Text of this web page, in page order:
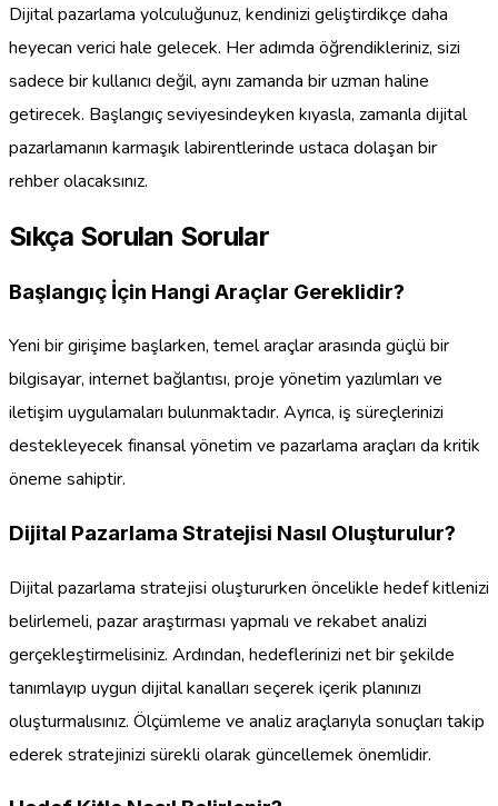
Dijital pazarlama yolculuğunuz, kendinizi geliştirdikçe daha
heyecan verici hale gelecek. Her adımda öğrendikleriniz, sizi
sadece bir kullanıcı değil, aynı zamanda bir uzman haline
getirecek. Başlangıç seviyesindeyken kıyasla, zamanla dijital
pazarlamanın karmaşık labirentlerinde ustaca dolaşan bir
rehber olacaksınız.
Sıkça Sorulan Sorular
Başlangıç İçin Hangi Araçlar Gereklidir?
Yeni bir girişime başlarken, temel araçlar arasında güçlü bir
bilgisayar, internet bağlantısı, proje yönetim yazılımları ve
iletişim uygulamaları bulunmaktadır. Ayrıca, iş süreçlerinizi
destekleyecek finansal yönetim ve pazarlama araçları da kritik
öneme sahiptir.
Dijital Pazarlama Stratejisi Nasıl Oluşturulur?
Dijital pazarlama stratejisi oluştururken öncelikle hedef kitlenizi
belirlemeli, pazar araştırması yapmalı ve rekabet analizi
gerçekleştirmelisiniz. Ardından, hedeflerinizi net bir şekilde
tanımlayıp uygun dijital kanalları seçerek içerik planınızı
oluşturmalısınız. Ölçümleme ve analiz araçlarıyla sonuçları takip
ederek stratejinizi sürekli olarak güncellemek önemlidir.